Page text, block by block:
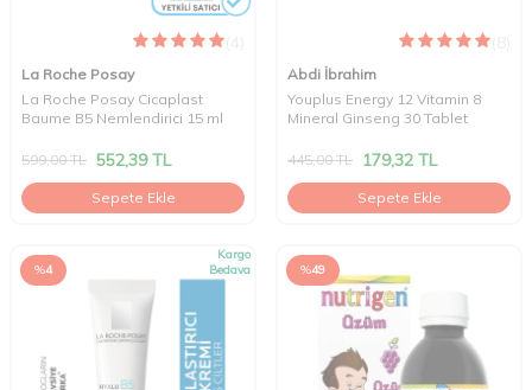
La Roche Posay
La Roche Posay Cicaplast
Baume B5 Nemlendirici 15 ml
599,00TL 552,39TL
Sepete Ekle
Abdi İbrahim
Youplus Energy 12 Vitamin 8
Mineral Ginseng 30 Tablet
445,00TL 179,32 TL
Sepete Ekle
%4
Kargo
Bedava
%49